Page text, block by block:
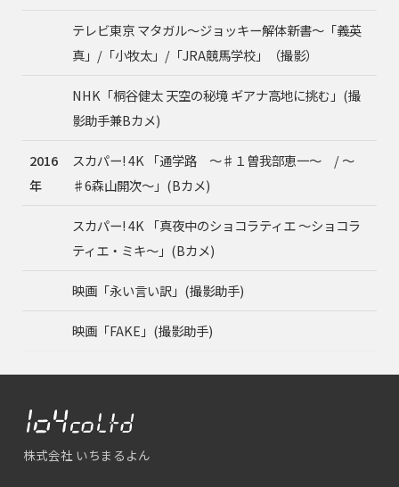
テレビ東京 マタガル～ジョッキー解体新書～「義英
真」/「小牧太」/「JRA競馬学校」（撮影）
NHK「桐谷健太 天空の秘境 ギアナ高地に挑む」(撮
影助手兼Bカメ)
2016
年
スカパー! 4K 「通学路 〜♯１曽我部恵一〜 / 〜
♯6森山開次〜」(Bカメ)
スカパー! 4K 「真夜中のショコラティエ 〜ショコラ
ティエ・ミキ〜」(Bカメ)
映画「永い言い訳」(撮影助手)
映画「FAKE」(撮影助手)
株式会社 いちまるよん